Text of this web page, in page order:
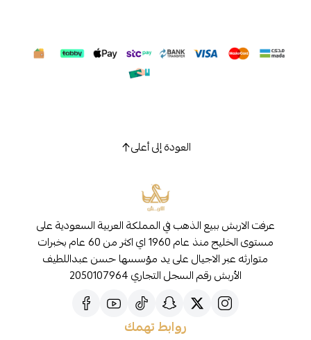
العودة إلى أعلى
عرفت الاربش ببيع الذهب في المملكة العربية السعودية على
مستوى الخليج منذ عام 1960 اي اكثر من 60 عام بخبرات
متوارثه عبر الاجيال على يد مؤسسها حسن عبداللطيف
الأربش رقم السجل التجاري 2050107964
روابط تهمك